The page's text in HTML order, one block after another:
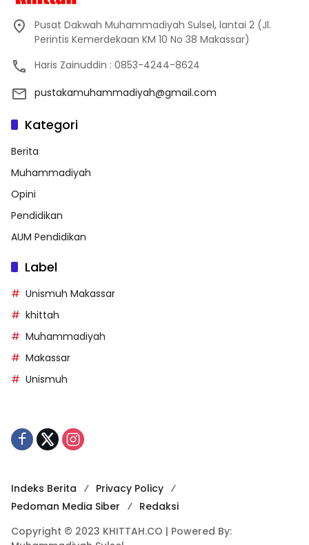
Pusat Dakwah Muhammadiyah Sulsel, lantai 2 (Jl.
Perintis Kemerdekaan KM 10 No 38 Makassar)
Haris Zainuddin : 0853-4244-8624
pustakamuhammadiyah@gmail.com
Kategori
Berita
Muhammadiyah
Opini
Pendidikan
AUM Pendidikan
Label
Unismuh Makassar
khittah
Muhammadiyah
Makassar
Unismuh
Indeks Berita
Privacy Policy
Pedoman Media Siber
Redaksi
Copyright © 2023 KHITTAH.CO | Powered By: